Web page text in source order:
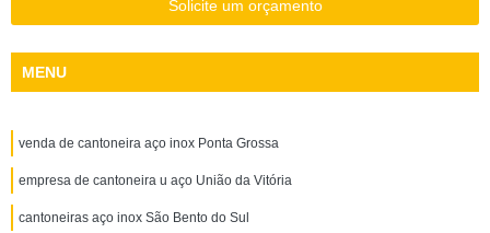
Solicite um orçamento
MENU
venda de cantoneira aço inox Ponta Grossa
empresa de cantoneira u aço União da Vitória
cantoneiras aço inox São Bento do Sul